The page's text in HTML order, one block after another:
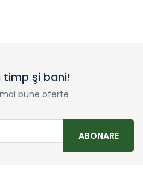
timp şi bani!
bune oferte
ABONARE